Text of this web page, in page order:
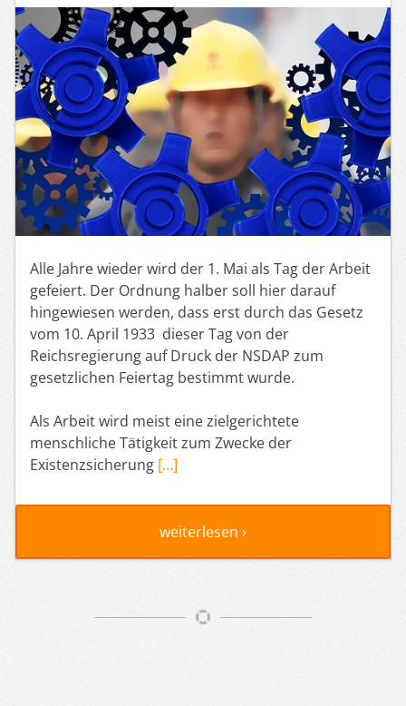
Alle Jahre wieder wird der 1. Mai als Tag der Arbeit
gefeiert. Der Ordnung halber soll hier darauf
hingewiesen werden, dass erst durch das Gesetz
vom 10. April 1933 dieser Tag von der
Reichsregierung auf Druck der NSDAP zum
gesetzlichen Feiertag bestimmt wurde.
Als Arbeit wird meist eine zielgerichtete
menschliche Tätigkeit zum Zwecke der
Existenzsicherung […]
weiterlesen ›